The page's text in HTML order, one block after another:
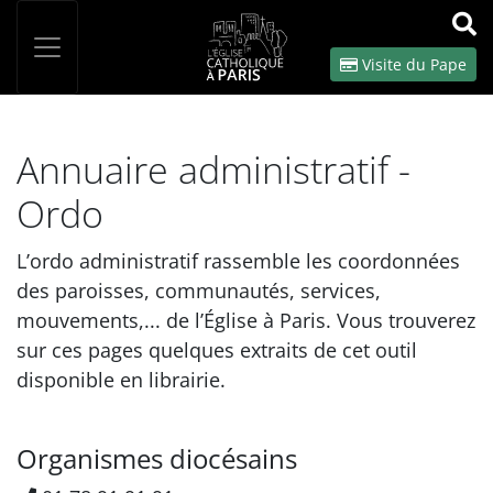
OK
Visite du Pape
Annuaire administratif -
Ordo
L’ordo administratif rassemble les coordonnées
des paroisses, communautés, services,
mouvements,... de l’Église à Paris. Vous trouverez
sur ces pages quelques extraits de cet outil
disponible en librairie.
Organismes diocésains
Panneau de gestion des cookies